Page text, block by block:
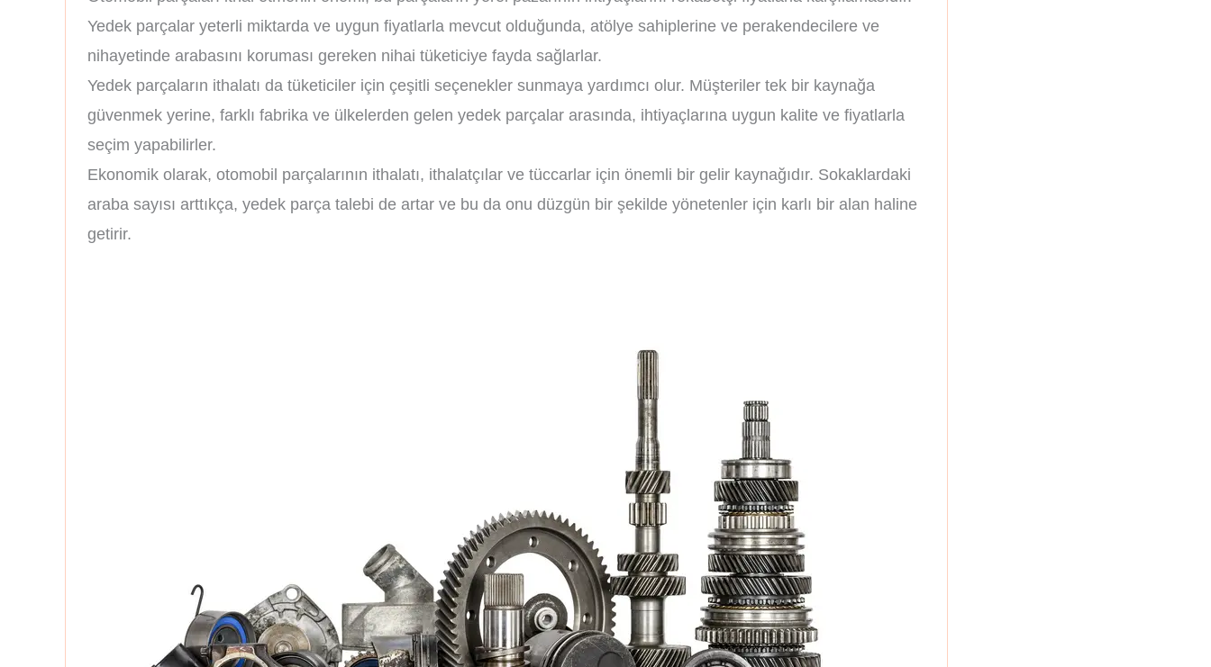
Yedek parçalar yeterli miktarda ve uygun fiyatlarla mevcut olduğunda, atölye sahiplerine ve perakendecilere ve
nihayetinde arabasını koruması gereken nihai tüketiciye fayda sağlarlar.
Yedek parçaların ithalatı da tüketiciler için çeşitli seçenekler sunmaya yardımcı olur. Müşteriler tek bir kaynağa
güvenmek yerine, farklı fabrika ve ülkelerden gelen yedek parçalar arasında, ihtiyaçlarına uygun kalite ve fiyatlarla
seçim yapabilirler.
Ekonomik olarak, otomobil parçalarının ithalatı, ithalatçılar ve tüccarlar için önemli bir gelir kaynağıdır. Sokaklardaki
araba sayısı arttıkça, yedek parça talebi de artar ve bu da onu düzgün bir şekilde yönetenler için karlı bir alan haline
getirir.